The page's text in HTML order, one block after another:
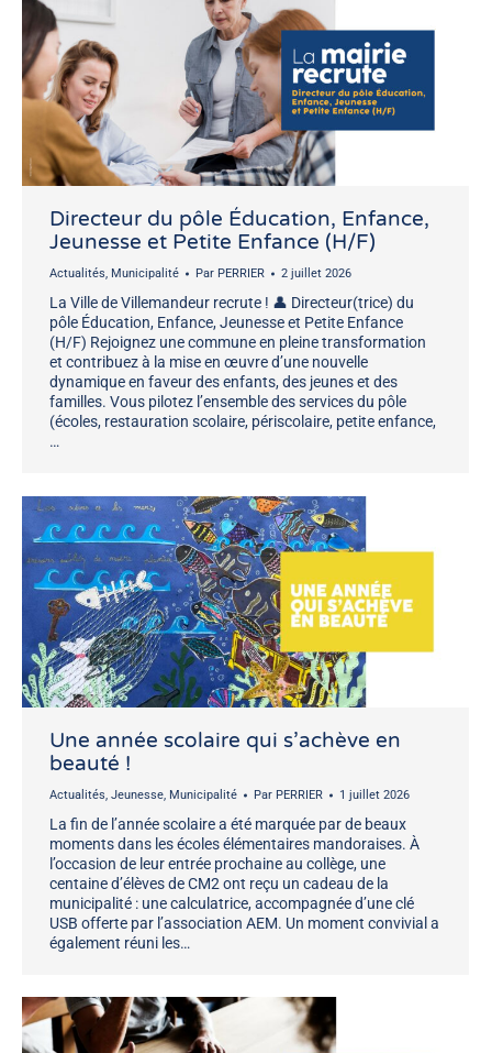
Directeur du pôle Éducation, Enfance,
Jeunesse et Petite Enfance (H/F)
Actualités, Municipalité Par PERRIER 2 juillet 2026
La Ville de Villemandeur recrute ! 👤 Directeur(trice) du
pôle Éducation, Enfance, Jeunesse et Petite Enfance
(H/F) Rejoignez une commune en pleine transformation
et contribuez à la mise en œuvre d’une nouvelle
dynamique en faveur des enfants, des jeunes et des
familles. Vous pilotez l’ensemble des services du pôle
(écoles, restauration scolaire, périscolaire, petite enfance,
…
Une année scolaire qui s’achève en
beauté !
Actualités, Jeunesse, Municipalité Par PERRIER 1 juillet 2026
La fin de l’année scolaire a été marquée par de beaux
moments dans les écoles élémentaires mandoraises. À
l’occasion de leur entrée prochaine au collège, une
centaine d’élèves de CM2 ont reçu un cadeau de la
municipalité : une calculatrice, accompagnée d’une clé
USB offerte par l’association AEM. Un moment convivial a
également réuni les…